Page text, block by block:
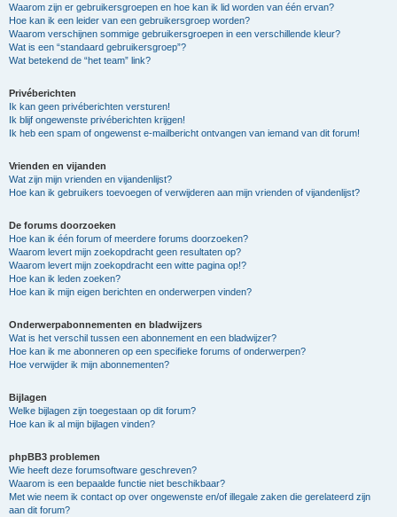
Waarom zijn er gebruikersgroepen en hoe kan ik lid worden van één ervan?
Hoe kan ik een leider van een gebruikersgroep worden?
Waarom verschijnen sommige gebruikersgroepen in een verschillende kleur?
Wat is een “standaard gebruikersgroep”?
Wat betekend de “het team” link?
Privéberichten
Ik kan geen privéberichten versturen!
Ik blijf ongewenste privéberichten krijgen!
Ik heb een spam of ongewenst e-mailbericht ontvangen van iemand van dit forum!
Vrienden en vijanden
Wat zijn mijn vrienden en vijandenlijst?
Hoe kan ik gebruikers toevoegen of verwijderen aan mijn vrienden of vijandenlijst?
De forums doorzoeken
Hoe kan ik één forum of meerdere forums doorzoeken?
Waarom levert mijn zoekopdracht geen resultaten op?
Waarom levert mijn zoekopdracht een witte pagina op!?
Hoe kan ik leden zoeken?
Hoe kan ik mijn eigen berichten en onderwerpen vinden?
Onderwerpabonnementen en bladwijzers
Wat is het verschil tussen een abonnement en een bladwijzer?
Hoe kan ik me abonneren op een specifieke forums of onderwerpen?
Hoe verwijder ik mijn abonnementen?
Bijlagen
Welke bijlagen zijn toegestaan op dit forum?
Hoe kan ik al mijn bijlagen vinden?
phpBB3 problemen
Wie heeft deze forumsoftware geschreven?
Waarom is een bepaalde functie niet beschikbaar?
Met wie neem ik contact op over ongewenste en/of illegale zaken die gerelateerd zijn
aan dit forum?